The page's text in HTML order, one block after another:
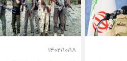
۱۴۰۲/۱۰/۱۸